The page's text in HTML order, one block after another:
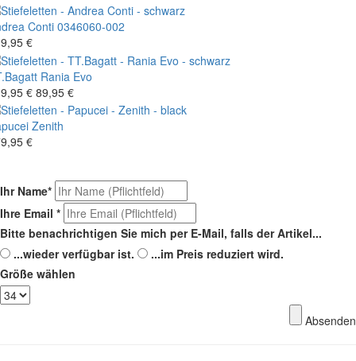
Conti 0346060-002
€
Rania Evo
€ 89,95 €
Zenith
€
Ihr Name*
Ihre Email *
Bitte benachrichtigen Sie mich per E-Mail, falls der Artikel...
...wieder verfügbar ist.
...im Preis reduziert wird.
Größe wählen
Absenden